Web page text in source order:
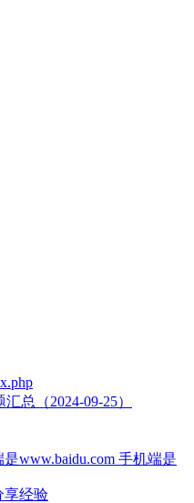
总（2024-09-25）
www.baidu.com 手机端是
享经验